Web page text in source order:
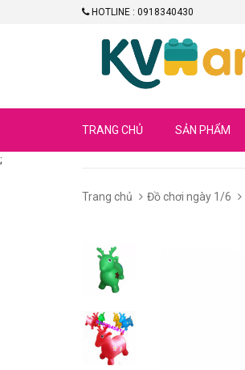
HOTLINE : 0918340430
TRANG CHỦ SẢN PHẨM
;
Trang chủ Đồ chơi ngày 1/6